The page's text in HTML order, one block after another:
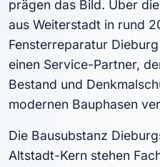
prägen das Bild. Über
aus Weiterstadt in rund
Fensterreparatur
einen Service-Partner,
Bestand und
modernen Bauphasen
Die Bausubstanz
Altstadt-Kern stehen